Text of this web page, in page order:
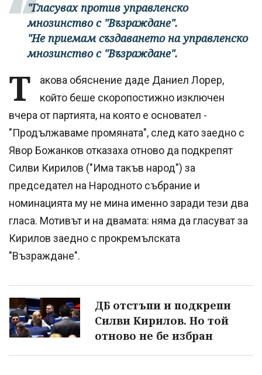
"Гласувах против управленско
мнозинство с "Възраждане".
"Не приемам създаването на управленско
мнозинство с "Възраждане".
Т
акова обяснение даде Даниел Лорер,
който беше скоропостижно изключен
вчера от партията, на която е основател -
"Продължаваме промяната", след като заедно с
Явор Божанков отказаха отново да подкрепят
Силви Кирилов ("Има такъв народ") за
председател на Народното събрание и
номинацията му не мина именно заради тези два
гласа. Мотивът и на двамата: няма да гласуват за
Кирилов заедно с прокремълската
"Възраждане".
ДБ отстъпи и подкрепи
Силви Кирилов. Но той
отново не бе избран